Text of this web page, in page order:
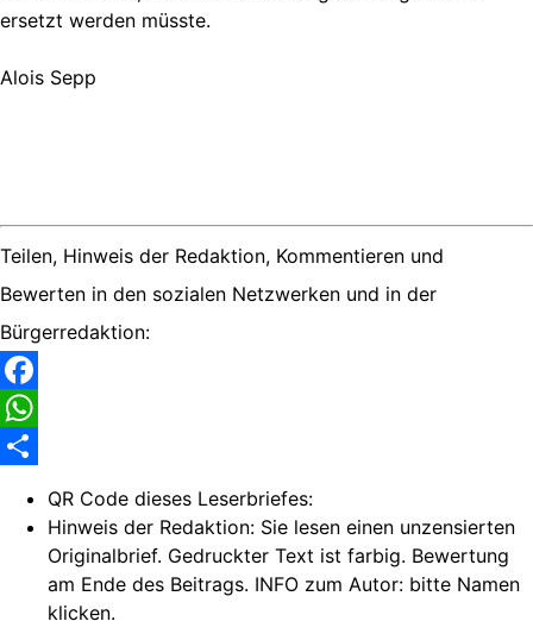
ersetzt werden müsste.
Alois Sepp
Teilen, Hinweis der Redaktion, Kommentieren und
Bewerten in den sozialen Netzwerken und in der
Bürgerredaktion:
Facebook
WhatsApp
QR Code dieses Leserbriefes:
Hinweis der Redaktion: Sie lesen einen unzensierten
Originalbrief. Gedruckter Text ist farbig. Bewertung
am Ende des Beitrags. INFO zum Autor: bitte Namen
klicken.